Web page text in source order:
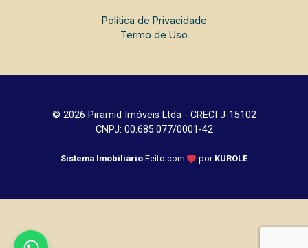
Política de Privacidade
Termo de Uso
© 2026 Piramid Imóveis Ltda - CRECI J-15102
CNPJ: 00.685.077/0001-42
Sistema Imobiliário Feito com por KUROLE